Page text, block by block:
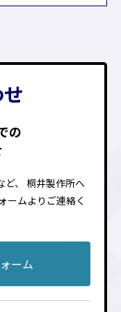
の
、
桐井製作所へ
ームよりご連絡く
ーム